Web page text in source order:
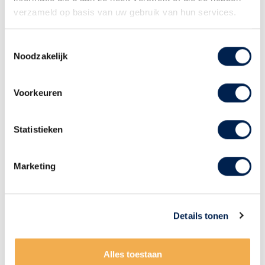
verzameld op basis van uw gebruik van hun services.
Noodzakelijk
Voorkeuren
Statistieken
Marketing
Details tonen
Alles toestaan
030 – 233 11 34
utrecht@brecheisen.nl
Parkeren is gratis achter ons kantoor. Ook aan de
Maliebaan of Maliesingel is genoeg plek.